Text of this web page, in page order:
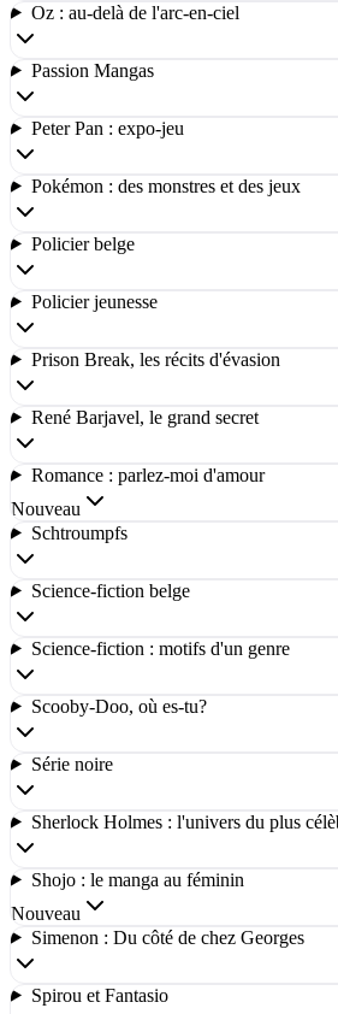
Oz : au-delà de l'arc-en-ciel
Passion Mangas
Peter Pan : expo-jeu
Pokémon : des monstres et des jeux
Policier belge
Policier jeunesse
Prison Break, les récits d'évasion
René Barjavel, le grand secret
Romance : parlez-moi d'amour
Nouveau
Schtroumpfs
Science-fiction belge
Science-fiction : motifs d'un genre
Scooby-Doo, où es-tu?
Série noire
Sherlock Holmes : l'univers du plus
Shojo : le manga au féminin
Nouveau
Simenon : Du côté de chez Georges
Spirou et Fantasio